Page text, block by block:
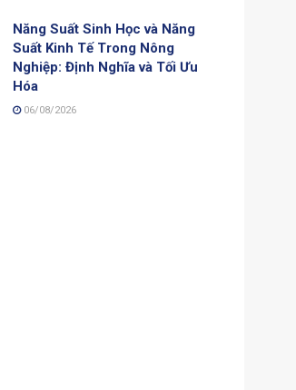
Năng Suất Sinh Học và Năng
Suất Kinh Tế Trong Nông
Nghiệp: Định Nghĩa và Tối Ưu
Hóa
06/08/2026